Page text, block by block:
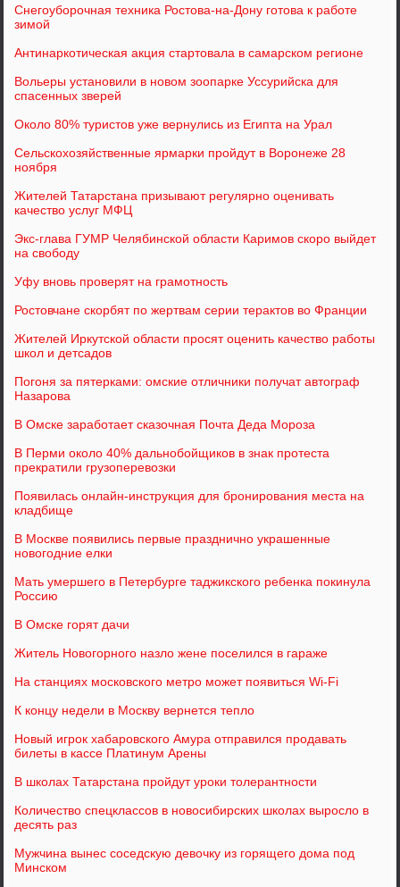
Снегоуборочная техника Ростова-на-Дону готова к работе
зимой
Антинаркотическая акция стартовала в самарском регионе
Вольеры установили в новом зоопарке Уссурийска для
спасенных зверей
Около 80% туристов уже вернулись из Египта на Урал
Сельскохозяйственные ярмарки пройдут в Воронеже 28
ноября
Жителей Татарстана призывают регулярно оценивать
качество услуг МФЦ
Экс-глава ГУМР Челябинской области Каримов скоро выйдет
на свободу
Уфу вновь проверят на грамотность
Ростовчане скорбят по жертвам серии терактов во Франции
Жителей Иркутской области просят оценить качество работы
школ и детсадов
Погоня за пятерками: омские отличники получат автограф
Назарова
В Омске заработает сказочная Почта Деда Мороза
В Перми около 40% дальнобойщиков в знак протеста
прекратили грузоперевозки
Появилась онлайн-инcтрукция для бронирования места на
кладбище
В Москве появились первые празднично украшенные
новогодние елки
Мать умершего в Петербурге таджикского ребенка покинула
Россию
В Омске горят дачи
Житель Новогорного назло жене поселился в гараже
На станциях московского метро может появиться Wi-Fi
К концу недели в Москву вернется тепло
Новый игрок хабаровского Амура отправился продавать
билеты в кассе Платинум Арены
В школах Татарстана пройдут уроки толерантности
Количество спецклассов в новосибирских школах выросло в
десять раз
Мужчина вынес соседскую девочку из горящего дома под
Минском